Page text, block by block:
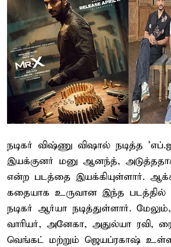
நடிகர் விஷ்ணு விஷால் நடித்த
இயக்குனர் மனு ஆனந்த்,
என்ற படத்தை இயக்கியுள்ளார்.
கதையாக உருவான இந்த படத்தில்
நடிகர் ஆர்யா நடித்துள்ளார்.
வாரியர், அனேகா, அதுல்யா ரவி,
வெங்கட் மற்றும் ஜெயப்ரகாஷ்